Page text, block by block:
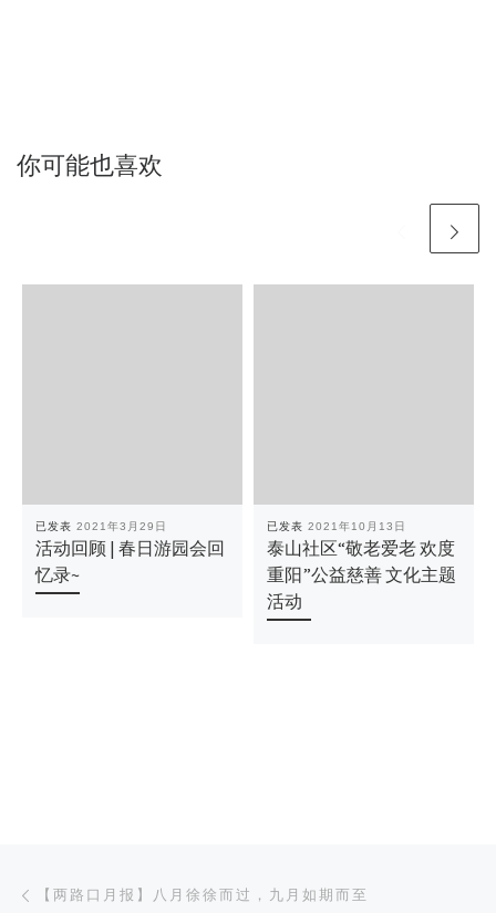
你可能也喜欢
已发表 2021年3月29日
活动回顾 | 春日游园会回
忆录~
已发表 2021年10月13日
泰山社区“敬老爱老 欢度
重阳”公益慈善 文化主题
活动
文章导航
【两路口月报】八月徐徐而过，九月如期而至